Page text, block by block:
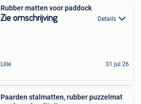
Rubber matten voor paddock
Zie omschrijving Details
Lille 31 jul 26
Paarden stalmatten, rubber puzzelmat